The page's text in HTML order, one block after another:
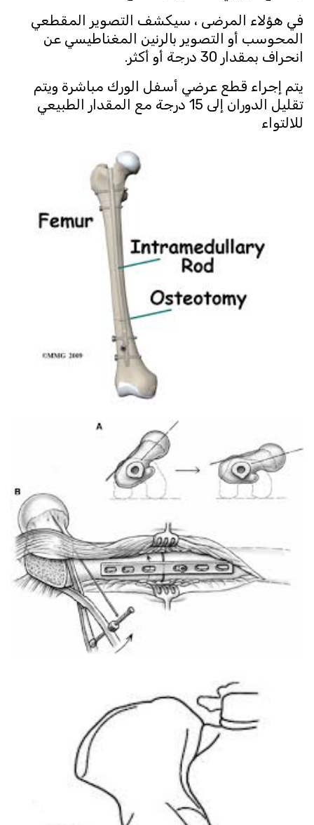
في هؤلاء المرضى ، سيكشف التصوير المقطعي
المحوسب أو التصوير بالرنين المغناطيسي عن
انحراف بمقدار 30 درجة أو أكثر.
يتم إجراء قطع عرضي أسفل الورك مباشرة ويتم
تقليل الدوران إلى 15 درجة مع المقدار الطبيعي
للالتواء